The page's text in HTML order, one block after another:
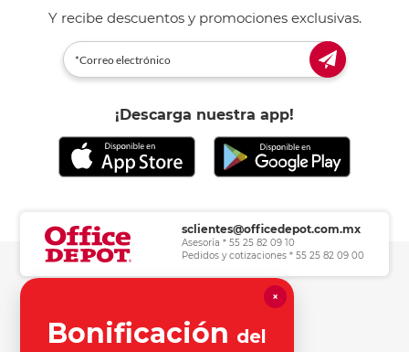
Y recibe descuentos y promociones exclusivas.
¡Descarga nuestra app!
sclientes@officedepot.com.mx
Asesoría * 55 25 82 09 10
Pedidos y cotizaciones * 55 25 82 09 00
Herramientas de consulta
×
Bonificación del